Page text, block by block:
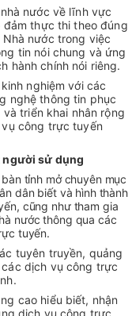
nước về lĩnh vực
thực thi theo đúng
nước trong việc
tin nói chung và ứng
hành chính nói riêng.
nghiệm với các
nghệ thông tin phục
triển khai nhân rộng
công trực tuyến
người sử dụng
tỉnh mở chuyên mục
dân biết và hình thành
cũng như tham gia
nước thông qua các
tuyến.
tuyên truyền, quảng
dịch vụ công trực
cao hiểu biết, nhận
dịch vụ công trực